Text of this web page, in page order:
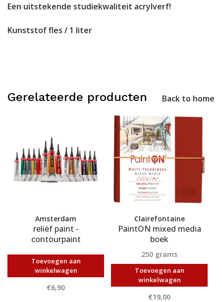
Een uitstekende studiekwaliteit acrylverf!
Kunststof fles / 1 liter
Gerelateerde producten Back to home
Amsterdam
reliëf paint -
contourpaint
Toevoegen aan
winkelwagen
€6,90
Clairefontaine
PaintON mixed media
boek
250 grams
Toevoegen aan
winkelwagen
€19,00